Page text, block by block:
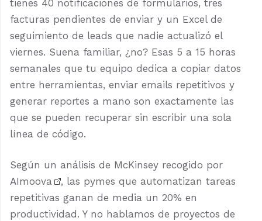
tienes 40 notificaciones de formularios, tres
facturas pendientes de enviar y un Excel de
seguimiento de leads que nadie actualizó el
viernes. Suena familiar, ¿no? Esas 5 a 15 horas
semanales que tu equipo dedica a copiar datos
entre herramientas, enviar emails repetitivos y
generar reportes a mano son exactamente las
que se pueden recuperar sin escribir una sola
línea de código.
Según un análisis de McKinsey recogido por
AImoova
, las pymes que automatizan tareas
repetitivas ganan de media un 20% en
productividad. Y no hablamos de proyectos de